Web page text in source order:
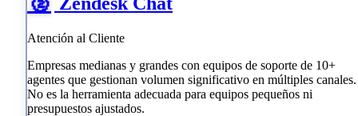
Atención al Cliente
Empresas medianas y grandes con equipos de soporte de 10+
agentes que gestionan volumen significativo en múltiples canales.
No es la herramienta adecuada para equipos pequeños ni
presupuestos ajustados.